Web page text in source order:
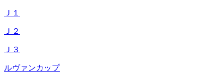
Ｊ１
Ｊ２
Ｊ３
ルヴァンカップ